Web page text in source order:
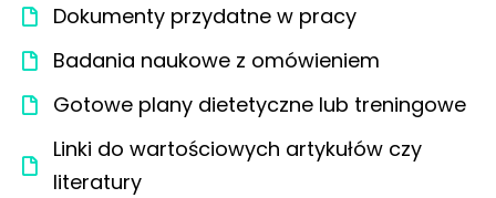
Dokumenty przydatne w pracy
Badania naukowe z omówieniem
Gotowe plany dietetyczne lub treningowe
Linki do wartościowych artykułów czy
literatury